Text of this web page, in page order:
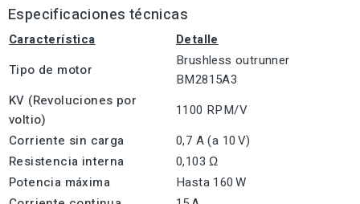
Especificaciones técnicas
Característica
Detalle
Tipo de motor
Brushless outrunner
BM2815A3
KV (Revoluciones por
voltio)
1100 RPM/V
Corriente sin carga
0,7 A (a 10 V)
Resistencia interna
0,103 Ω
Potencia máxima
Hasta 160 W